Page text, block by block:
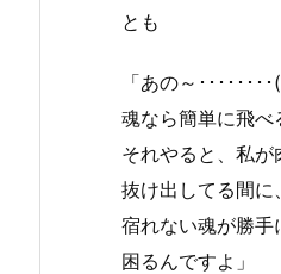
とも
「あの～･･･････
魂なら簡単に飛べ
それやると、私が
抜け出してる間に
宿れない魂が勝
困るんですよ」